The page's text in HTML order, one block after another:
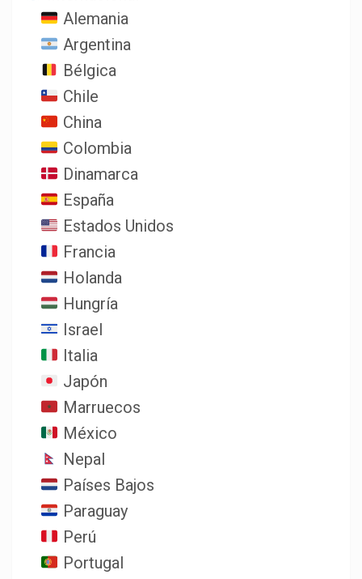
Alemania
Argentina
Bélgica
Chile
China
Colombia
Dinamarca
España
Estados Unidos
Francia
Holanda
Hungría
Israel
Italia
Japón
Marruecos
México
Nepal
Países Bajos
Paraguay
Perú
Portugal